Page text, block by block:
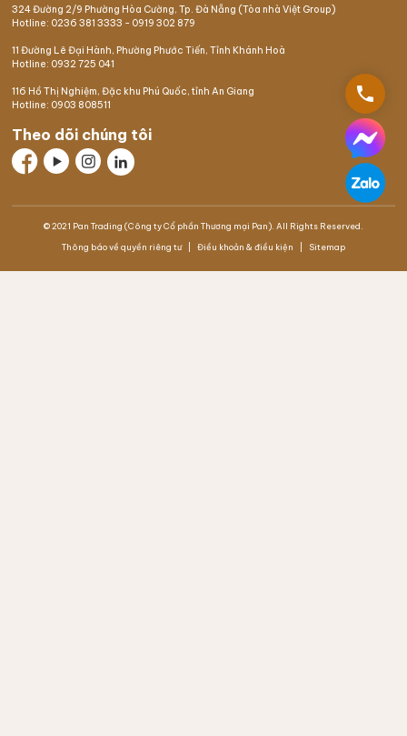
324 Đường 2/9 Phường Hòa Cường, Tp. Đà Nẵng (Tòa nhà Việt Group)
Hotline: 0236 381 3333 - 0919 302 879
11 Đường Lê Đại Hành, Phường Phước Tiến, Tỉnh Khánh Hoà
Hotline: 0932 725 041
116 Hồ Thị Nghiệm, Đặc khu Phú Quốc, tỉnh An Giang
Hotline: 0903 808511
Theo dõi chúng tôi
© 2021 Pan Trading (Công ty Cổ phần Thương mại Pan). All Rights Reserved.
Thông báo về quyền riêng tư Điều khoản & điều kiện Sitemap
phone